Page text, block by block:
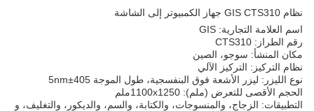
نظام GIS CTS310 جهاز الكمبيوتر إلى الشاشة
اسم العلامة التجارية: GIS
رقم الطراز: CTS310
مكان المنشأ: سوجو، الصين
نظام التركيز: التركيز الآلي
نوع الليزر: ليزر الأشعة فوق البنفسجية، طول الموجة 405±5nm
الحجم الأقصى للتعرض (ملم): 1100x1250ملم
التطبيقات: الزجاج، والمنسوجات، والكتابة، والسم، والديكور، والتغليف، و